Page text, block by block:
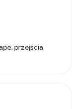
przejścia